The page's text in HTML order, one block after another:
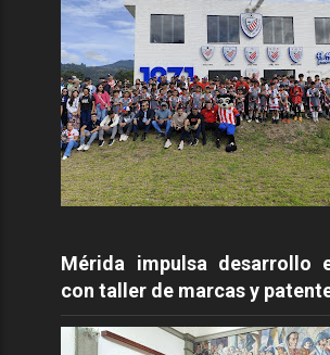
Mérida impulsa desarrollo
con taller de marcas y